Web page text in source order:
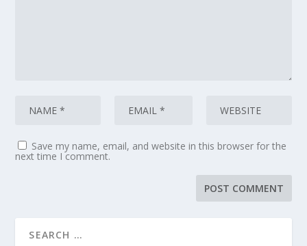
Save my name, email, and website in this browser for the
next time I comment.